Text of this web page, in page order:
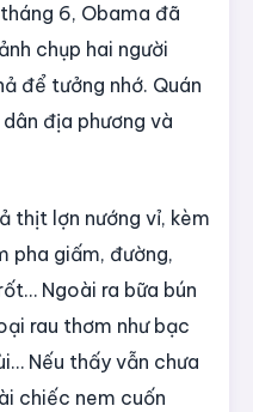
6, Obama đã
chụp hai người
để tưởng nhớ. Quán
địa phương và
thịt lợn nướng vỉ, kèm
pha giấm, đường,
Ngoài ra bữa bún
rau thơm như bạc
Nếu thấy vẫn chưa
chiếc nem cuốn